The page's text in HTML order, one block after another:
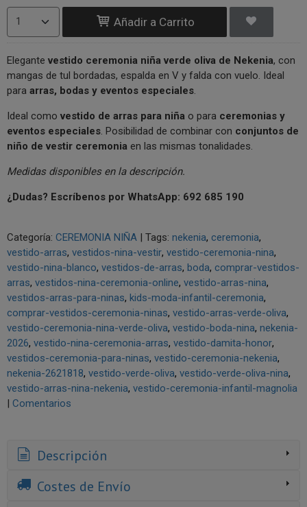
Añadir a Carrito
Elegante vestido ceremonia niña verde oliva de Nekenia, con
mangas de tul bordadas, espalda en V y falda con vuelo. Ideal
para arras, bodas y eventos especiales.
Ideal como vestido de arras para niña o para ceremonias y
eventos especiales. Posibilidad de combinar con conjuntos de
niño de vestir ceremonia en las mismas tonalidades.
Medidas disponibles en la descripción.
¿Dudas? Escríbenos por WhatsApp: 692 685 190
Categoría: CEREMONIA NIÑA | Tags: nekenia ceremonia
vestido-arras vestidos-nina-vestir vestido-ceremonia-nina
vestido-nina-blanco vestidos-de-arras boda comprar-vestidos-
arras vestidos-nina-ceremonia-online vestido-arras-nina
vestidos-arras-para-ninas kids-moda-infantil-ceremonia
comprar-vestidos-ceremonia-ninas vestido-arras-verde-oliva
vestido-ceremonia-nina-verde-oliva vestido-boda-nina nekenia-
2026 vestido-nina-ceremonia-arras vestido-damita-honor
vestidos-ceremonia-para-ninas vestido-ceremonia-nekenia
nekenia-2621818 vestido-verde-oliva vestido-verde-oliva-nina
vestido-arras-nina-nekenia vestido-ceremonia-infantil-magnolia
| Comentarios
Descripción
Costes de Envío